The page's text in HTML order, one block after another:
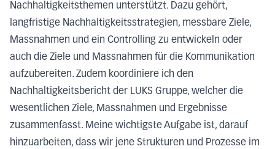
Nachhaltigkeitsthemen unterstützt. Dazu gehört,
langfristige Nachhaltigkeitsstrategien, messbare Ziele,
Massnahmen und ein Controlling zu entwickeln oder
auch die Ziele und Massnahmen für die Kommunikation
aufzubereiten. Zudem koordiniere ich den
Nachhaltigkeitsbericht der LUKS Gruppe, welcher die
wesentlichen Ziele, Massnahmen und Ergebnisse
zusammenfasst. Meine wichtigste Aufgabe ist, darauf
hinzuarbeiten, dass wir jene Strukturen und Prozesse im